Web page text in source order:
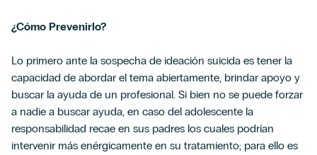
¿Cómo Prevenirlo?
Lo primero ante la sospecha de ideación suicida es tener la
capacidad de abordar el tema abiertamente, brindar apoyo y
buscar la ayuda de un profesional. Si bien no se puede forzar
a nadie a buscar ayuda, en caso del adolescente la
responsabilidad recae en sus padres los cuales podrían
intervenir más enérgicamente en su tratamiento; para ello es